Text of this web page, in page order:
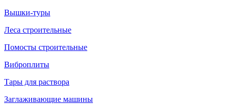
Вышки-туры
Леса строительные
Помосты строительные
Виброплиты
Тары для раствора
Заглаживающие машины